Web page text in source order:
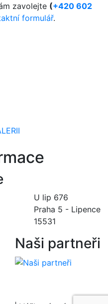
zavolejte (+420 602
formulář.
U lip 676
Praha 5 - Lipence
15531
Naši partneři